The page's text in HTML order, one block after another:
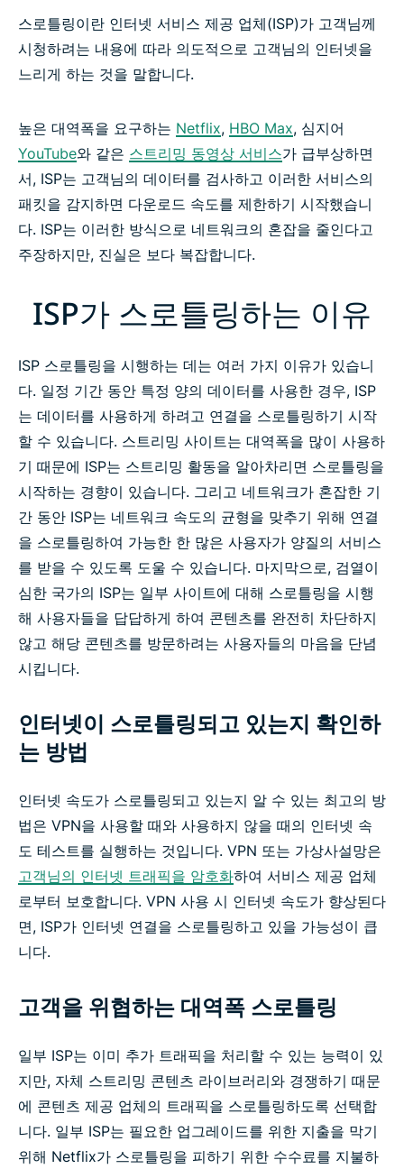
ISP가 Netflix를 스로틀링하지 못하게 하는 방법
ISP 스로틀링을 우회하는 간단한 3단계
자주 묻는 질문:ISP 스로틀링
ISP가 스트리밍 동영상을 스로틀링하지 못하게 하세요
스로틀링이란 인터넷 서비스 제공 업체(ISP)가 고객님께
시청하려는 내용에 따라 의도적으로 고객님의 인터넷을
느리게 하는 것을 말합니다.
높은 대역폭을 요구하는 Netflix, HBO Max, 심지어
YouTube와 같은 스트리밍 동영상 서비스가 급부상하면
서, ISP는 고객님의 데이터를 검사하고 이러한 서비스의
패킷을 감지하면 다운로드 속도를 제한하기 시작했습니
다. ISP는 이러한 방식으로 네트워크의 혼잡을 줄인다고
주장하지만, 진실은 보다 복잡합니다.
ISP가 스로틀링하는 이유
ISP 스로틀링을 시행하는 데는 여러 가지 이유가 있습니
다. 일정 기간 동안 특정 양의 데이터를 사용한 경우, ISP
는 데이터를 사용하게 하려고 연결을 스로틀링하기 시작
할 수 있습니다. 스트리밍 사이트는 대역폭을 많이 사용하
기 때문에 ISP는 스트리밍 활동을 알아차리면 스로틀링을
시작하는 경향이 있습니다. 그리고 네트워크가 혼잡한 기
간 동안 ISP는 네트워크 속도의 균형을 맞추기 위해 연결
을 스로틀링하여 가능한 한 많은 사용자가 양질의 서비스
를 받을 수 있도록 도울 수 있습니다. 마지막으로, 검열이
심한 국가의 ISP는 일부 사이트에 대해 스로틀링을 시행
해 사용자들을 답답하게 하여 콘텐츠를 완전히 차단하지
않고 해당 콘텐츠를 방문하려는 사용자들의 마음을 단념
시킵니다.
인터넷이 스로틀링되고 있는지 확인하
는 방법
인터넷 속도가 스로틀링되고 있는지 알 수 있는 최고의 방
법은 VPN을 사용할 때와 사용하지 않을 때의 인터넷 속
도 테스트를 실행하는 것입니다. VPN 또는 가상사설망은
고객님의 인터넷 트래픽을 암호화하여 서비스 제공 업체
로부터 보호합니다. VPN 사용 시 인터넷 속도가 향상된다
면, ISP가 인터넷 연결을 스로틀링하고 있을 가능성이 큽
니다.
고객을 위협하는 대역폭 스로틀링
일부 ISP는 이미 추가 트래픽을 처리할 수 있는 능력이 있
지만, 자체 스트리밍 콘텐츠 라이브러리와 경쟁하기 때문
에 콘텐츠 제공 업체의 트래픽을 스로틀링하도록 선택합
니다. 일부 ISP는 필요한 업그레이드를 위한 지출을 막기
위해 Netflix가 스로틀링을 피하기 위한 수수료를 지불하